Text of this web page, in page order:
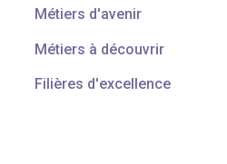
Métiers d'avenir
Métiers à découvrir
Filières d'excellence